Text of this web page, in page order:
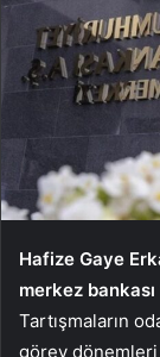
Hafize Gaye
merkez bankası
Tartışmaların
görev dönemleri